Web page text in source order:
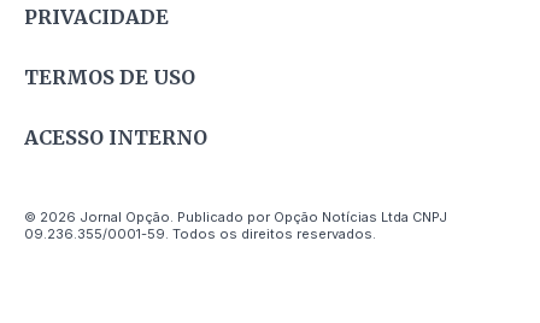
PRIVACIDADE
TERMOS DE USO
ACESSO INTERNO
© 2026 Jornal Opção. Publicado por Opção Notícias Ltda CNPJ
09.236.355/0001-59. Todos os direitos reservados.